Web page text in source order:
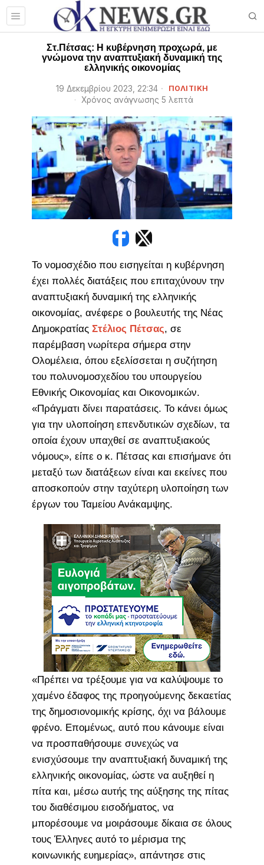
Στ.Πέτσας: Η κυβέρνηση προχωρά, με
γνώμονα την αναπτυξιακή δυναμική της
ελληνικής οικονομίας
19 Δεκεμβρίου 2023, 22:34 ΠΟΛΙΤΙΚΗ
Χρόνος ανάγνωσης 5 λεπτά
Το νομοσχέδιο που εισηγείται η κυβέρνηση
έχει πολλές διατάξεις που επιταχύνουν την
αναπτυξιακή δυναμική της ελληνικής
οικονομίας, ανέφερε ο βουλευτής της Νέας
Δημοκρατίας Στέλιος Πέτσας, σε
παρέμβαση νωρίτερα σήμερα στην
Ολομέλεια, όπου εξελίσσεται η συζήτηση
του πολυνομοσχεδίου του υπουργείου
Εθνικής Οικονομίας και Οικονομικών.
«Πράγματι δίνει παρατάσεις. Το κάνει όμως
για την υλοποίηση επενδυτικών σχεδίων, τα
οποία έχουν υπαχθεί σε αναπτυξιακούς
νόμους», είπε ο κ. Πέτσας και επισήμανε ότι
μεταξύ των διατάξεων είναι και εκείνες που
αποσκοπούν στην ταχύτερη υλοποίηση των
έργων του Ταμείου Ανάκαμψης.
«Πρέπει να τρέξουμε για να καλύψουμε το
χαμένο έδαφος της προηγούμενης δεκαετίας
της δημοσιονομικής κρίσης, όχι να βάλουμε
φρένο. Επομένως, αυτό που κάνουμε είναι
να προσπαθήσουμε συνεχώς να
ενισχύσουμε την αναπτυξιακή δυναμική της
ελληνικής οικονομίας, ώστε να αυξηθεί η
πίτα και, μέσω αυτής της αύξησης της πίτας
του διαθέσιμου εισοδήματος, να
μπορέσουμε να μοιράσουμε δίκαια σε όλους
τους Έλληνες αυτό το μέρισμα της
κοινωνικής ευημερίας», απάντησε στις